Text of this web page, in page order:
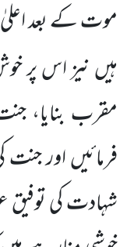
موت کے بعد
ہیں نیز اس پر
مقرب بنایا،
فرمائیںاور
شہادت کی توفیق